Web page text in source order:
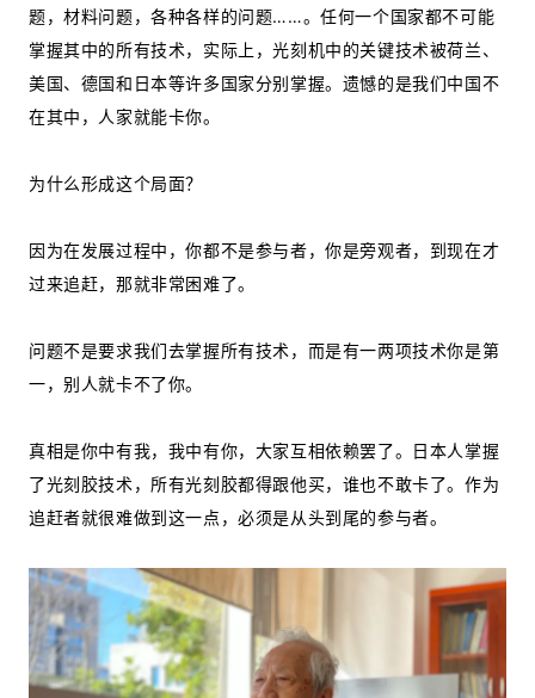
题，材料问题，各种各样的问题……。任何一个国家都不可能
掌握其中的所有技术，实际上，光刻机中的关键技术被荷兰、
美国、德国和日本等许多国家分别掌握。遗憾的是我们中国不
在其中，人家就能卡你。
为什么形成这个局面？
因为在发展过程中，你都不是参与者，你是旁观者，到现在才
过来追赶，那就非常困难了。
问题不是要求我们去掌握所有技术，而是有一两项技术你是第
一，别人就卡不了你。
真相是你中有我，我中有你，大家互相依赖罢了。日本人掌握
了光刻胶技术，所有光刻胶都得跟他买，谁也不敢卡了。作为
追赶者就很难做到这一点，必须是从头到尾的参与者。